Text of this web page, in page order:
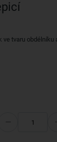
ve tvaru obdélníku